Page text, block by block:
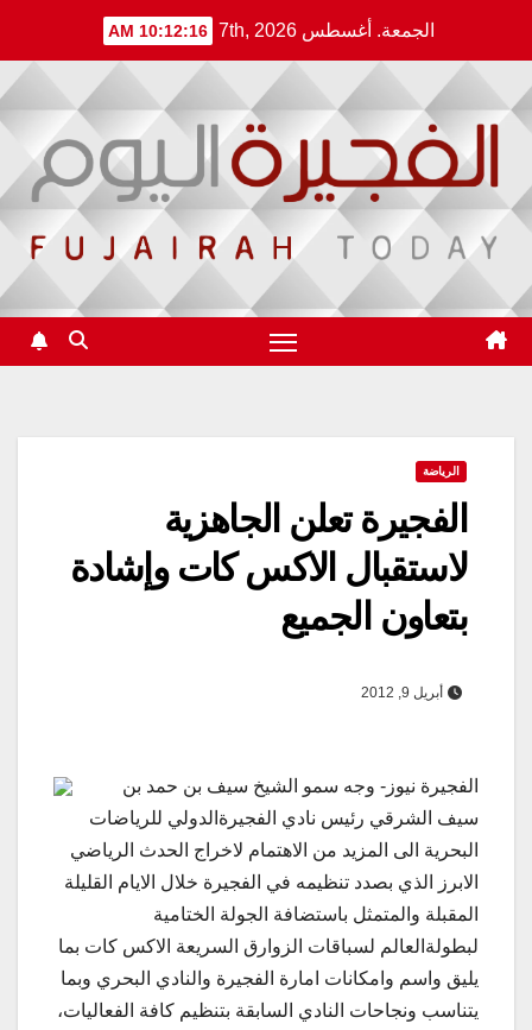
content
الجمعة. أغسطس 7th, 2026 10:12:16 AM
الرياضة
الفجيرة تعلن الجاهزية
لاستقبال الاكس كات وإشادة
بتعاون الجميع
أبريل 9, 2012
الفجيرة نيوز- وجه سمو الشيخ سيف بن حمد بن
سيف الشرقي رئيس نادي الفجيرةالدولي للرياضات
البحرية الى المزيد من الاهتمام لاخراج الحدث الرياضي
الابرز الذي بصدد تنظيمه في الفجيرة خلال الايام القليلة
المقبلة والمتمثل باستضافة الجولة الختامية
لبطولةالعالم لسباقات الزوارق السريعة الاكس كات بما
يليق واسم وامكانات امارة الفجيرة والنادي البحري وبما
يتناسب ونجاحات النادي السابقة بتنظيم كافة الفعاليات،